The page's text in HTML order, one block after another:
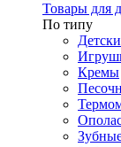
Товары для
По типу
Кремы